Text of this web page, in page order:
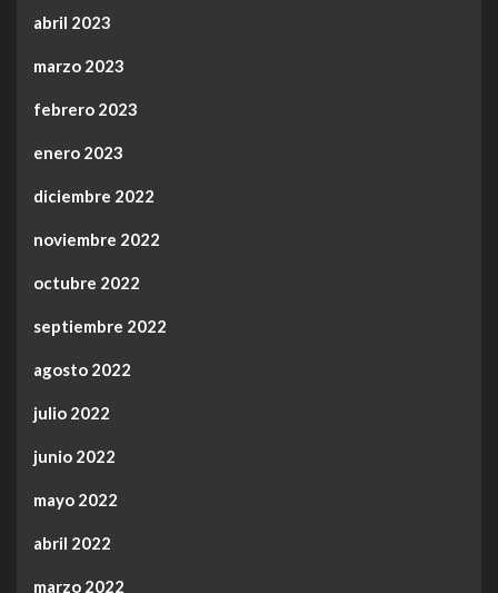
abril 2023
marzo 2023
febrero 2023
enero 2023
diciembre 2022
noviembre 2022
octubre 2022
septiembre 2022
agosto 2022
julio 2022
junio 2022
mayo 2022
abril 2022
marzo 2022